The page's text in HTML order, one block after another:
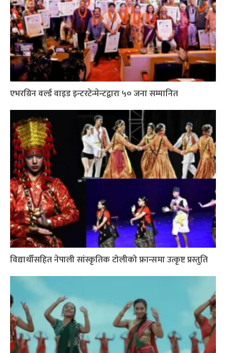
एभरग्रिन वर्ल्ड वाइड इन्टरटेन्मेन्टद्वारा ५० जना सम्मानित
विद्यार्थीसहित नेपाली सांस्कृतिक टोलीको फ्रान्समा उत्कृष्ट प्रस्तुति